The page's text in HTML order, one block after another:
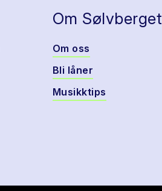
Om Sølvberget
Om oss
Bli låner
Musikktips